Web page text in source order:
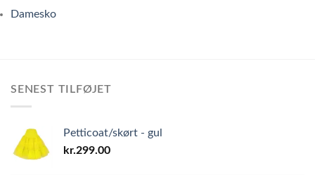
Damesko
SENEST TILFØJET
Petticoat/skørt - gul
kr.299.00